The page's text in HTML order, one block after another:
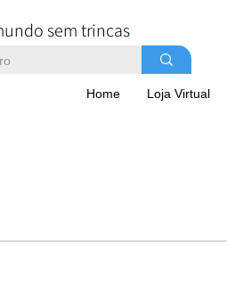
sem trincas
Home Loja Virtual